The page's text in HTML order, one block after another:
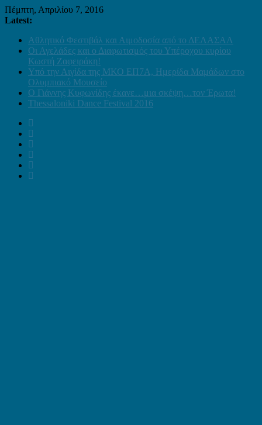
Πέμπτη, Απριλίου 7, 2016
Latest:
Αθλητικό Φεστιβάλ και Αιμοδοσία από το ΔΕΛΑΣΑΛ
Οι Αγελάδες και ο Διαφωτισμός του Υπέροχου κυρίου
Κωστή Ζαφειράκη!
Υπό την Αιγίδα της ΜΚΟ ΕΠ7Α, Ημερίδα Μαμάδων στο
Ολυμπιακό Μουσείο
Ο Γιάννης Κυφωνίδης έκανε…μια σκέψη…τον Έρωτα!
Thessaloniki Dance Festival 2016